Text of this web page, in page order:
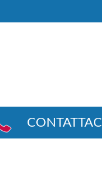
CONTATTACI